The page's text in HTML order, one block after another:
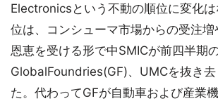
Electronicsという不動の順位に変化
位は、コンシューマ市場からの受注
恩恵を受ける形で中SMICが前四半期
GlobalFoundries(GF)、UMCを抜き去
た。代わってGFが自動車および産業